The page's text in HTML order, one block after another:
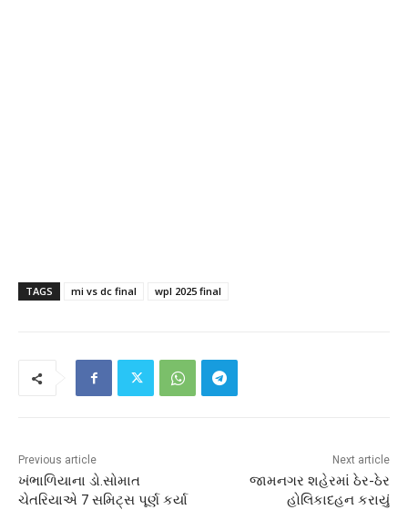
TAGS mi vs dc final wpl 2025 final
Previous article
ખંભાળિયાના ડો.સોમાત
ચેતરિયાએ 7 સમિટ્સ પૂર્ણ કર્યા
Next article
જામનગર શહેરમાં ઠેર-ઠેર
હોલિકાદહન કરાયું